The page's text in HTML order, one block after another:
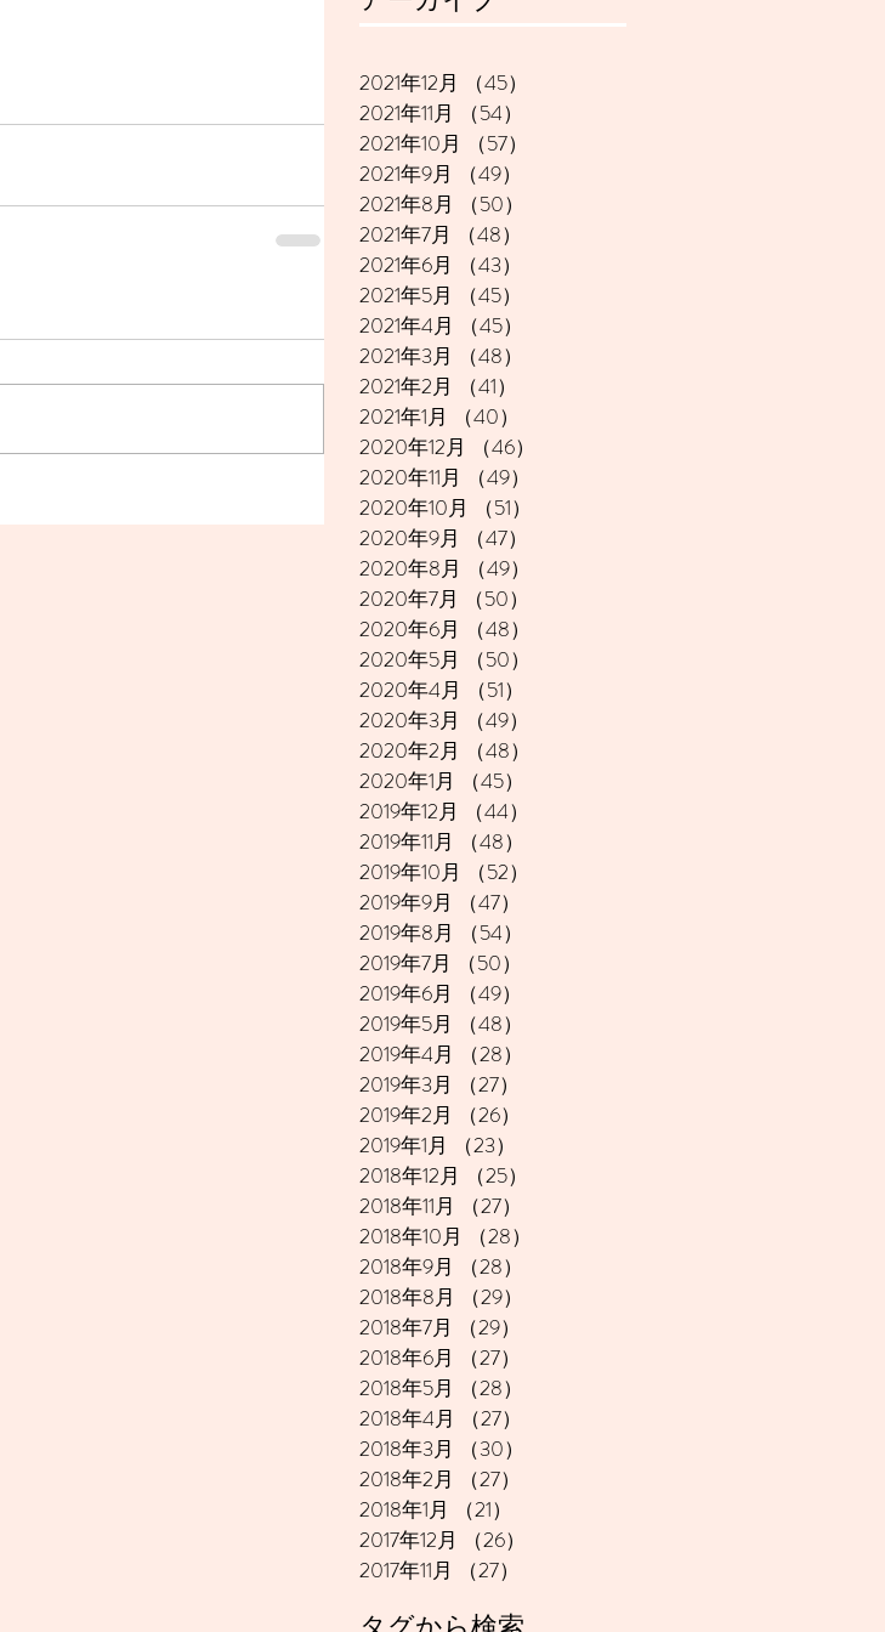
2021年12月 （45）
2021年11月
（54）
2021年10月
（57）
2021年9月
（49）
2021年8月
（50）
2021年7月
（48）
2021年6月
（43）
2021年5月
（45）
2021年4月
（45）
2021年3月
（48）
2021年2月
（41）
2021年1月
（40）
2020年12月
（46）
2020年11月
（49）
2020年10月
（51）
2020年9月
（47）
2020年8月
（49）
2020年7月
（50）
2020年6月
（48）
2020年5月
（50）
2020年4月
（51）
2020年3月
（49）
2020年2月
（48）
2020年1月
（45）
2019年12月
（44）
2019年11月
（48）
2019年10月
（52）
2019年9月
（47）
2019年8月
（54）
2019年7月
（50）
2019年6月
（49）
2019年5月
（48）
2019年4月
（28）
2019年3月
（27）
2019年2月
（26）
2019年1月
（23）
2018年12月
（25）
2018年11月
（27）
2018年10月
（28）
2018年9月
（28）
2018年8月
（29）
2018年7月
（29）
2018年6月
（27）
2018年5月
（28）
2018年4月
（27）
2018年3月
（30）
2018年2月
（27）
2018年1月
（21）
2017年12月
（26）
2017年11月
（27）